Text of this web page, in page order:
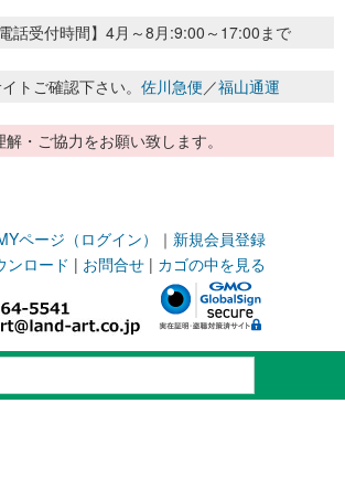
話受付時間】4月～8月:9:00～17:00まで
トご確認下さい。 佐川急便／福山通運
・ご協力をお願い致します。
ページ（ログイン） ｜ 新規会員登録
ンロード | お問合せ | カゴの中を見る